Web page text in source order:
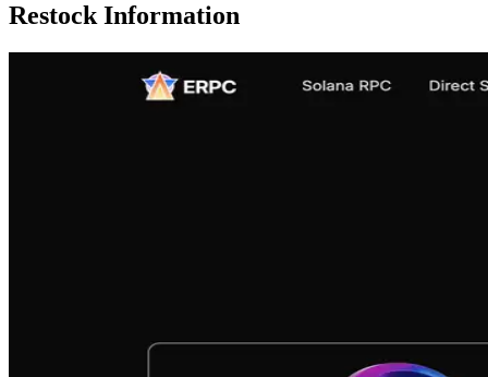
Restock Information